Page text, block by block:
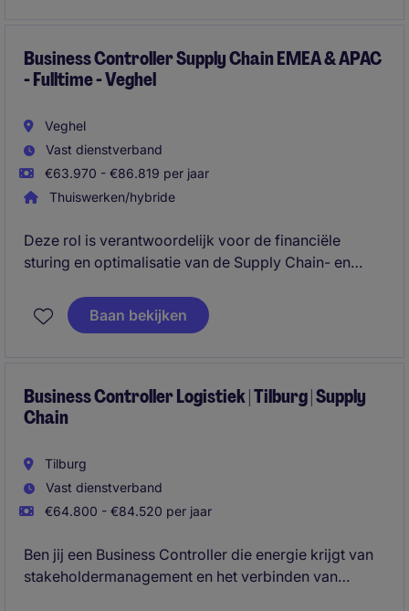
Business Controller Supply Chain EMEA & APAC
- Fulltime - Veghel
Veghel
Vast dienstverband
€63.970 - €86.819 per jaar
Thuiswerken/hybride
Deze rol is verantwoordelijk voor de financiële
sturing en optimalisatie van de Supply Chain- en
sterke focus op performance management,
forecasting, working capital en kostenbeheersing.
senior stakeholders om financiële inzichten te
vertalen naar verbeterinitiatieven en besluitvorming.
Baan bekijken
Business Controller Logistiek | Tilburg | Supply
Chain
Tilburg
Vast dienstverband
€64.800 - €84.520 per jaar
Ben jij een Business Controller die energie krijgt van
stakeholdermanagement en het verbinden van